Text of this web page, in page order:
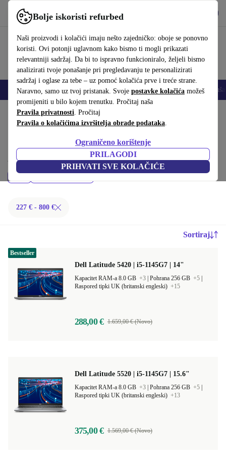
Bolje iskoristi refurbed
Naši proizvodi i kolačići imaju nešto zajedničko: oboje se ponovno
koristi. Ovi potonji uglavnom kako bismo ti mogli prikazati
relevantniji sadržaj. Da bi to ispravno funkcioniralo, željeli bismo
analizirati tvoje ponašanje pri pregledavanju te personalizirati
sadržaj i oglase za tebe – uz pomoć kolačića prve i treće strane.
Naravno, samo uz tvoj pristanak. Svoje postavke kolačića možeš
promijeniti u bilo kojem trenutku. Pročitaj naša
Pravila privatnosti. Pročitaj
Pravila o kolačićima izvršitelja obrade podataka.
Ograničeno korištenje
PRILAGODI
PRIHVATI SVE KOLAČIĆE
Koristi refurbed brzo i jednostavno
Mobiteli Prijenosna računala Tableti Pametni satovi Dodaci
Početna stranica Proizvodi Prijenosna računala
Kupi refurbished Dell prijenosna računala ispod 800 € – kvaliteta,
jamstvo i 30 dana za povrat. Uštedi novac i čuvaj okoliš.
227 € - 800 €
Sortiraj
Dell Latitude 5420 | i5-1145G7 | 14"
Kapacitet RAM-a 8.0 GB +3 Pohrana 256 GB +5
Raspored tipki UK (britanski engleski) +15
288,00 € 1.659,00 € (Novo)
Bestseller
Dell Latitude 5520 | i5-1145G7 | 15.6"
Kapacitet RAM-a 8.0 GB +3 Pohrana 256 GB +5
Raspored tipki UK (britanski engleski) +13
375,00 € 1.569,00 € (Novo)